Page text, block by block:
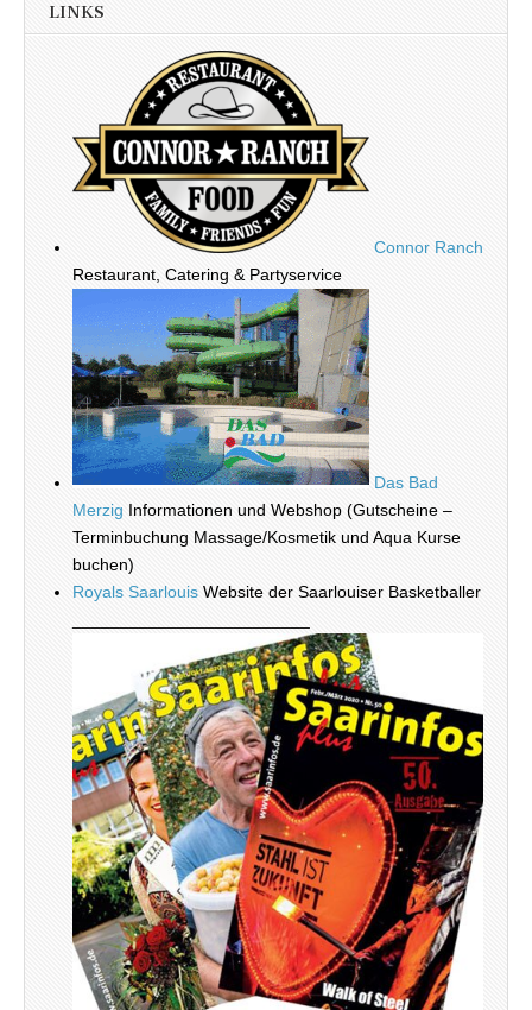
LINKS
Connor Ranch
Restaurant, Catering & Partyservice
Das Bad
Merzig Informationen und Webshop (Gutscheine –
Terminbuchung Massage/Kosmetik und Aqua Kurse
buchen)
Royals Saarlouis Website der Saarlouiser Basketballer